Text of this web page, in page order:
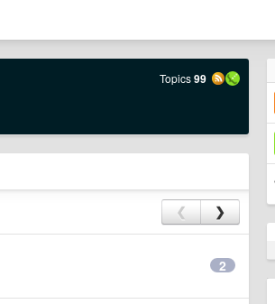
Topics99
❮ ❯
2